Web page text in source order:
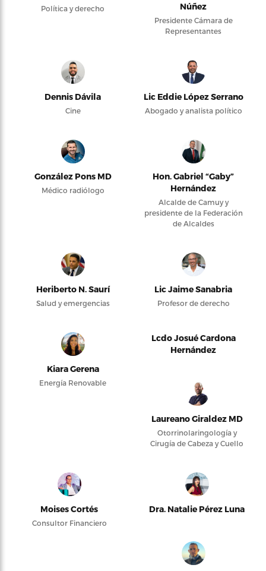
Política y derecho Núñez
Presidente Cámara de
Representantes
Dennis Dávila
Cine
Lic Eddie López Serrano
Abogado y analista político
González Pons MD
Médico radiólogo
Hon. Gabriel “Gaby”
Hernández
Alcalde de Camuy y
presidente de la Federación
de Alcaldes
Heriberto N. Saurí
Salud y emergencias
Lic Jaime Sanabria
Profesor de derecho
Kiara Gerena
Energía Renovable
Lcdo Josué Cardona
Hernández
Laureano Giraldez MD
Otorrinolaringología y
Cirugía de Cabeza y Cuello
Moises Cortés
Consultor Financiero
Dra. Natalie Pérez Luna